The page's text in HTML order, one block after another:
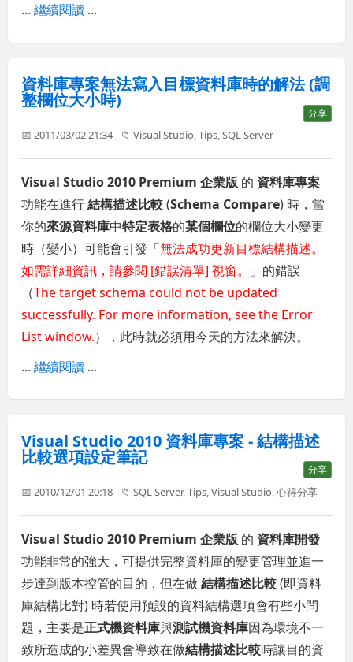
...繼續閱讀 ...
資料庫專案無法寫入目標資料庫時的解法 (調
整欄位大小時)
分享
📅 2011/03/02 21:34 📁Visual Studio,Tips,SQL Server
Visual Studio 2010 Premium 企業版 的 資料庫專案
功能在進行結構描述比較(Schema Compare) 時，當
你的來源資料庫中特定表格的某個欄位的欄位大小變更
時（變小）可能會引發「無法成功更新目標結構描述。
如需詳細資訊，請參閱 [錯誤清單] 視窗。
」的錯誤
（The target schema could not be updated
successfully. For more information, see the Error
List window.），此時就必須用今天的方法來解決。
...繼續閱讀 ...
Visual Studio 2010 資料庫專案 - 結構描述
比較選項設定筆記
分享
📅 2010/12/01 20:18 📁SQL Server,Tips,Visual Studio,心得分享
Visual Studio 2010 Premium 企業版 的 資料庫開發
功能非常的強大，可提供完整資料庫的變更管理並進一
步達到版本控管的目的，但在做結構描述比較(即資料
庫結構比對) 時若使用預設的資料結構選項會有些小問
題，主要是正式機資料庫與測試機資料庫因為環境不一
致所造成的小差異會導致在做結構描述比較時讓目的資